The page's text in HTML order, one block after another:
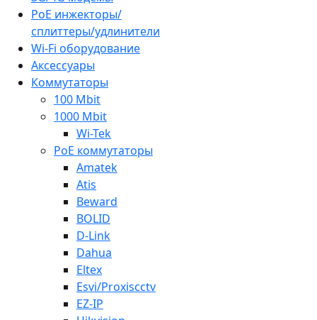
PoE инжекторы/
сплиттеры/удлинители
Wi-Fi оборудование
Аксессуары
Коммутаторы
100 Mbit
1000 Mbit
Wi-Tek
PoE коммутаторы
Amatek
Atis
Beward
BOLID
D-Link
Dahua
Eltex
Esvi/Proxiscctv
EZ-IP